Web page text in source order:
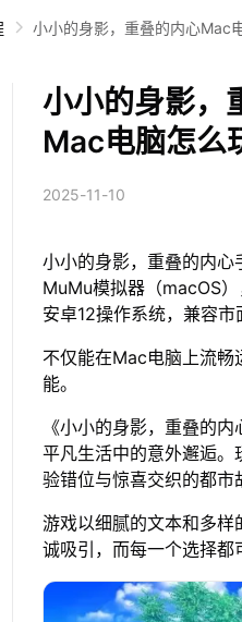
小小的身影，重叠的内心Mac
小小的身影，
Mac电脑怎么
2025-11-10
小小的身影，重叠的内
MuMu模拟器（macOS
安卓12操作系统，兼容市
不仅能在Mac电脑上流
能。
《小小的身影，重叠的
平凡生活中的意外邂逅
验错位与惊喜交织的都市
游戏以细腻的文本和多
诚吸引，而每一个选择都